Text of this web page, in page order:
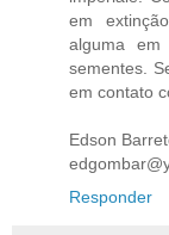
em
alguma
sementes.
em contato
Edson
Responder